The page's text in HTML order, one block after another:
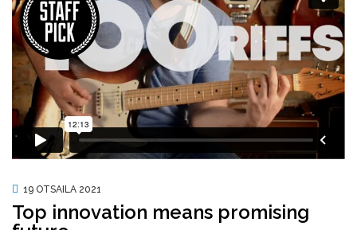
19 OTSAILA 2021
Top innovation means promising